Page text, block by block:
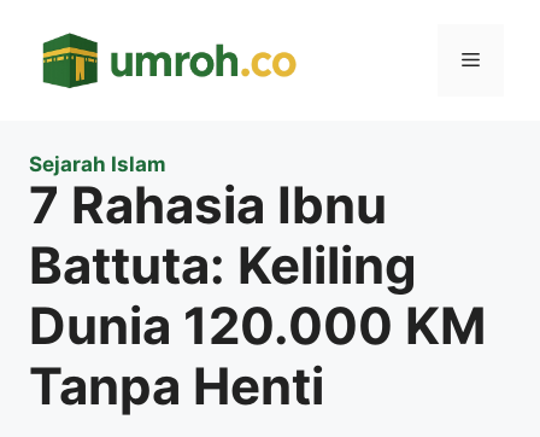
Menu
Sejarah Islam
7 Rahasia Ibnu
Battuta: Keliling
Dunia 120.000 KM
Tanpa Henti